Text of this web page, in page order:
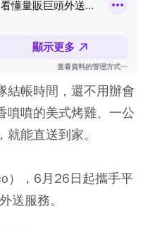
結帳時間，還不用辦會
噴噴的美式烤雞、一公
能直送到家。
），6月26日起攜手平
送服務。